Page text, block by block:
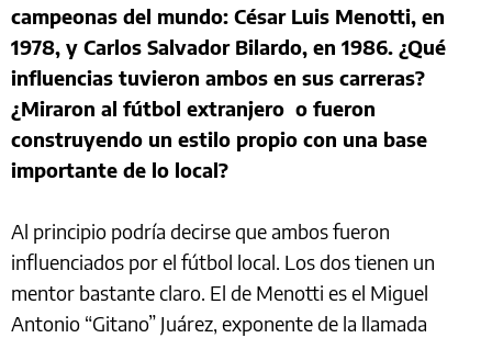
campeonas del mundo: César Luis Menotti, en
1978, y Carlos Salvador Bilardo, en 1986. ¿Qué
influencias tuvieron ambos en sus carreras?
¿Miraron al fútbol extranjero o fueron
construyendo un estilo propio con una base
importante de lo local?
Al principio podría decirse que ambos fueron
influenciados por el fútbol local. Los dos tienen un
mentor bastante claro. El de Menotti es el Miguel
Antonio “Gitano” Juárez, exponente de la llamada